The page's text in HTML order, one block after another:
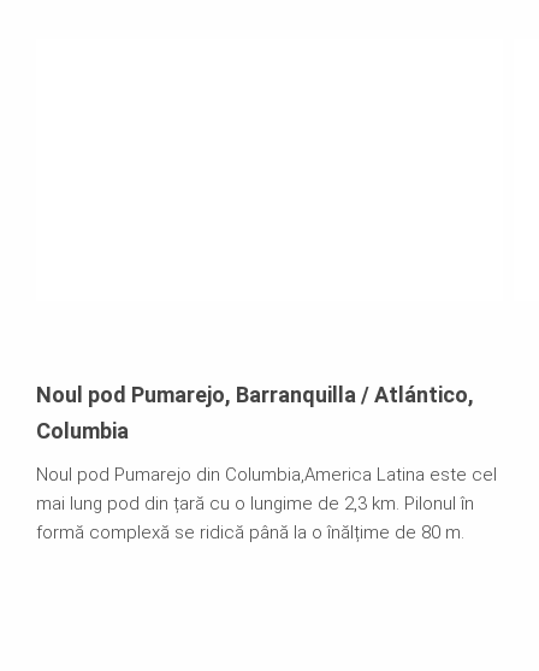
Noul pod Pumarejo, Barranquilla / Atlántico,
Columbia
Noul pod Pumarejo din Columbia,America Latina este cel
mai lung pod din țară cu o lungime de 2,3 km. Pilonul în
formă complexă se ridică până la o înălțime de 80 m.